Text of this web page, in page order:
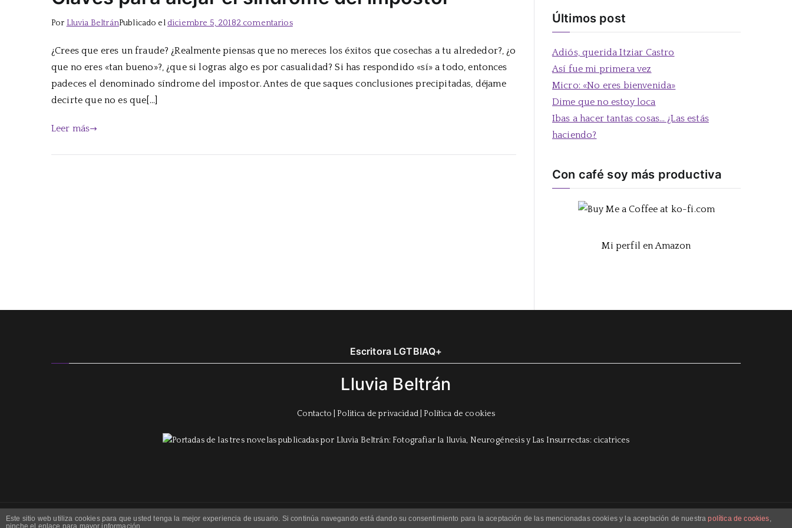
Por Lluvia BeltránPublicado el diciembre 5, 20182 comentariosen
para
alejar
el
¿Crees que eres un fraude? ¿Realmente piensas que no mereces los éxitos que cosechas a tu alrededor?, ¿o
que no eres «tan bueno»?, ¿que si logras algo es por casualidad? Si has respondido «sí» a todo, entonces
padeces el denominado síndrome del impostor. Antes de que saques conclusiones precipitadas, déjame
decirte que no es que[…]
Leer más
Últimos post
Adiós, querida Itziar Castro
Así fue mi primera vez
Micro: «No eres bienvenida»
Dime que no estoy loca
Ibas a hacer tantas cosas… ¿Las estás
haciendo?
Con café soy más productiva
Mi perfil en Amazon
Escritora LGTBIAQ+
Lluvia Beltrán
Contacto Politica de privacidad| Política de cookies
Copyright © 2023 Lluvia Beltrán. Theme:ZakraBy ThemeGrill.
Este sitio web utiliza cookies para que usted tenga la mejor experiencia de usuario. Si continúa navegando está dando su consentimiento para la aceptación de las mencionadas cookies y la aceptación de nuestrapolítica de cookies,
pinche el enlace para mayor información.